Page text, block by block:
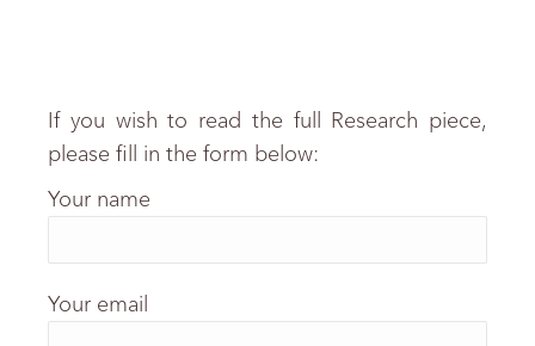
If you wish to read the full Research piece,
please fill in the form below:
Your name
Your email